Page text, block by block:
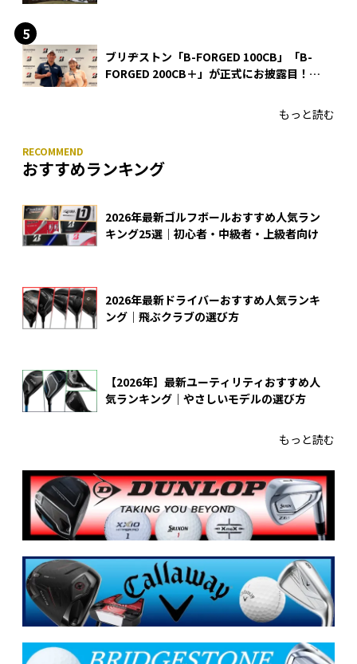
ブリヂストン「B-FORGED 100CB」「B-
FORGED 200CB＋」が正式にお披露目！
もっと読む
おすすめランキング
2026年最新ゴルフボールおすすめ人気ラン
キング25選｜初心者・中級者・上級者向け
2026年最新ドライバーおすすめ人気ランキ
ング｜飛ぶクラブの選び方
【2026年】最新ユーティリティおすすめ人
気ランキング｜やさしいモデルの選び方
もっと読む